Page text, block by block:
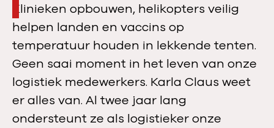
Klinieken opbouwen, helikopters veilig
helpen landen en vaccins op
temperatuur houden in lekkende tenten.
Geen saai moment in het leven van onze
logistiek medewerkers. Karla Claus weet
er alles van. Al twee jaar lang
ondersteunt ze als logistieker onze